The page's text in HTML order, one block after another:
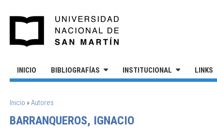
INICIO BIBLIOGRAFÍAS INSTITUCIONAL LINKS
SE ENCUENTRA USTED AQUÍ
Inicio »Autores
BARRANQUEROS, IGNACIO